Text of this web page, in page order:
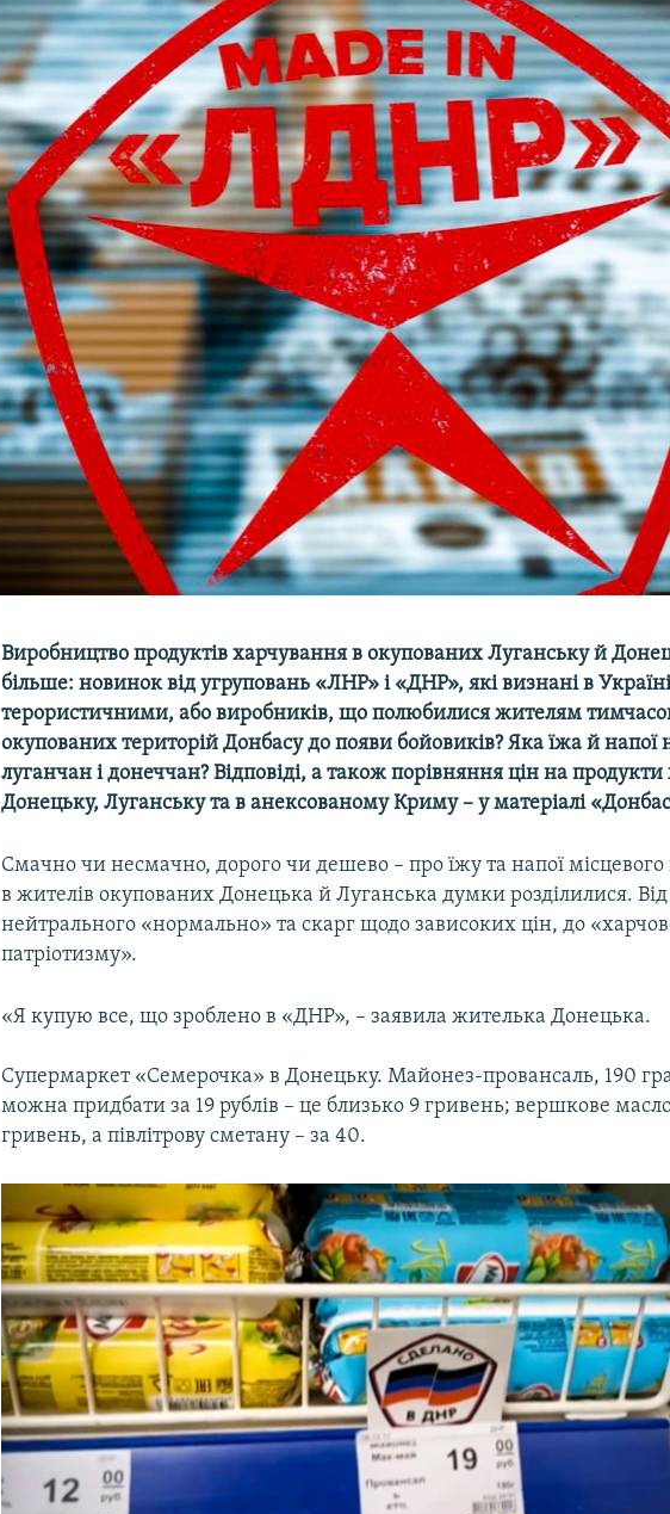
Виробництво продуктів харчування в окупованих Луганську й
більше: новинок від угруповань «ЛНР» і «ДНР», які визнані в
терористичними, або виробників, що полюбилися жителям
окупованих територій Донбасу до появи бойовиків? Яка їжа й напої
луганчан і донеччан? Відповіді, а також порівняння цін на
Донецьку, Луганську та в анексованому Криму – у матеріалі
Смачно чи несмачно, дорого чи дешево – про їжу та напої
в жителів окупованих Донецька й Луганська думки розділилися. Від
нейтрального «нормально» та скарг щодо зависоких цін, до
патріотизму».
«Я купую все, що зроблено в «ДНР», – заявила жителька Донецька.
Супермаркет «Семерочка» в Донецьку. Майонез-провансаль, 190
можна придбати за 19 рублів – це близько 9 гривень; вершкове
гривень, а півлітрову сметану – за 40.